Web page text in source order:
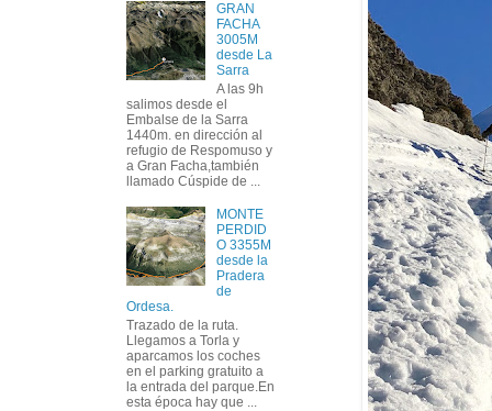
GRAN
FACHA
3005M
desde La
Sarra
A las 9h
salimos desde el
Embalse de la Sarra
1440m. en dirección al
refugio de Respomuso y
a Gran Facha,también
llamado Cúspide de ...
MONTE
PERDID
O 3355M
desde la
Pradera
de
Ordesa.
Trazado de la ruta.
Llegamos a Torla y
aparcamos los coches
en el parking gratuito a
la entrada del parque.En
esta época hay que ...